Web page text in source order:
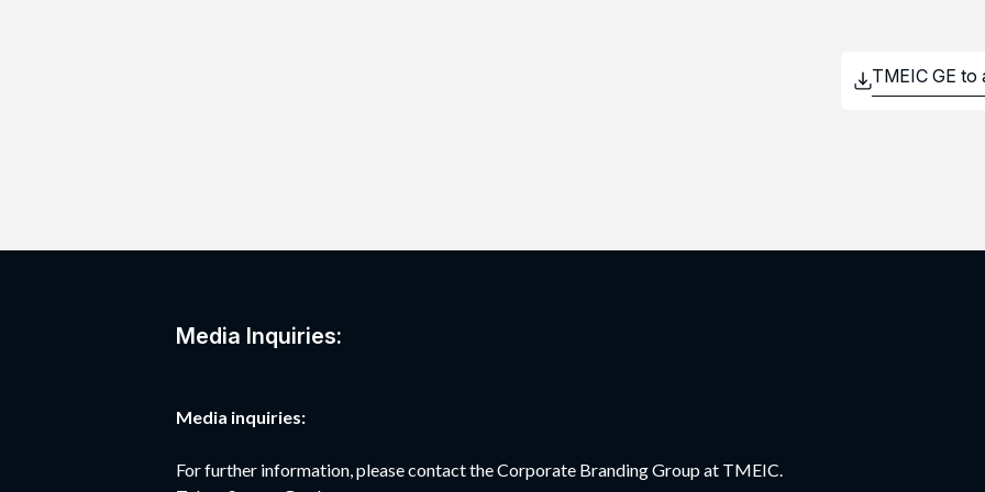
Media Inquiries:
Media inquiries:
For further information, please contact the Corporate Branding Group at TMEIC.